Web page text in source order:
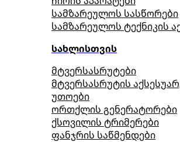
სამზარეულოს სასწორები
სამზარეულოს ტექნიკის
სახლისთვის
მტვერსასრუტები
მტვერსასრუტის
უთოები
ორთქლის გენერატორები
ქსოვილის ტრიმერები
ფანჯრის საწმენდები